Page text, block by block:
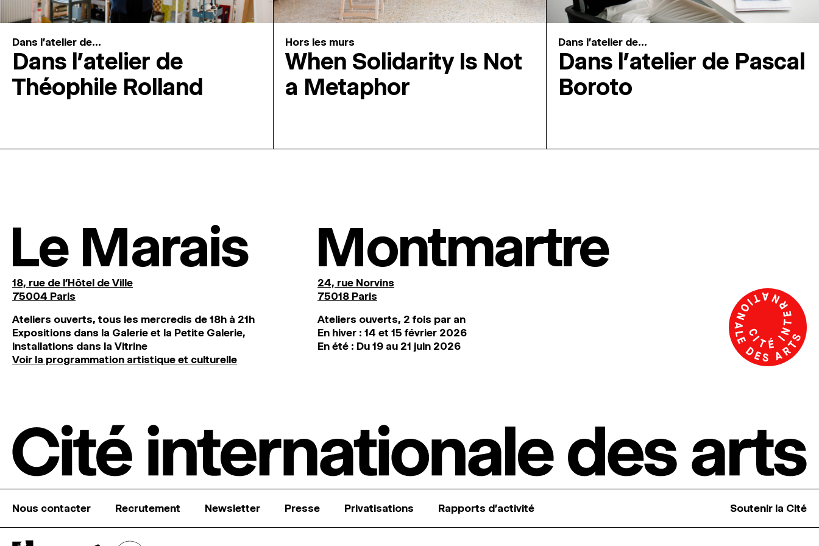
Dans l'atelier de...
Dans l’atelier de
Théophile Rolland
Hors les murs
When Solidarity Is Not
a Metaphor
Dans l'atelier de...
Dans l’atelier de Pascal
Boroto
Le Marais
18, rue de l'Hôtel de Ville
75004 Paris
Ateliers ouverts, tous les mercredis de 18h à 21h
Expositions dans la Galerie et la Petite Galerie,
installations dans la Vitrine
Voir la programmation artistique et culturelle
Montmartre
24, rue Norvins
75018 Paris
Ateliers ouverts, 2 fois par an
En hiver : 14 et 15 février 2026
En été : Du 19 au 21 juin 2026
Nous contacter Recrutement Newsletter Presse Privatisations Rapports d’activité Soutenir la Cité